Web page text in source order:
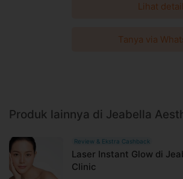
Lihat
Tanya via
Produk lainnya di Jeabella
Review & Ekstra Cashback
Laser Instant Glow di
Clinic